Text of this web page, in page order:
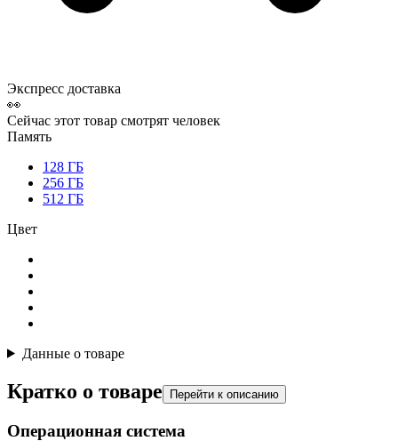
Экспресс доставка
👀
Сейчас этот товар смотрят человек
Память
128 ГБ
256 ГБ
512 ГБ
Цвет
Данные о товаре
Кратко о товаре Перейти к описанию
Операционная система